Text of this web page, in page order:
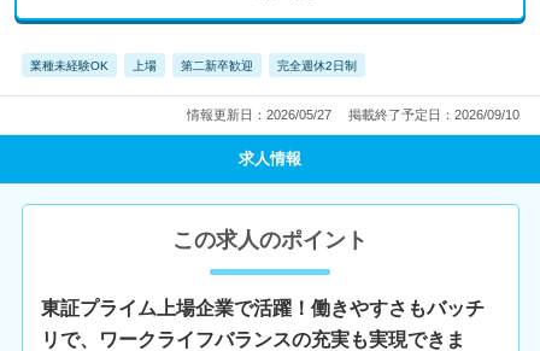
業種未経験OK 上場 第二新卒歓迎 完全週休2日制
情報更新日：2026/05/27 掲載終了予定日：2026/09/10
求人情報
この求人のポイント
東証プライム上場企業で活躍！働きやすさもバッチ
リで、ワークライフバランスの充実も実現できま